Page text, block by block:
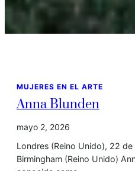
MUJERES EN EL ARTE
Anna Blunden
mayo 2, 2026
Londres (Reino Unido), 22
Birmingham (Reino Unido)